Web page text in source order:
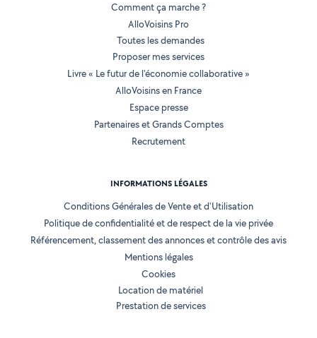
Comment ça marche ?
AlloVoisins Pro
Toutes les demandes
Proposer mes services
Livre « Le futur de l'économie collaborative »
AlloVoisins en France
Espace presse
Partenaires et Grands Comptes
Recrutement
INFORMATIONS LÉGALES
Conditions Générales de Vente et d'Utilisation
Politique de confidentialité et de respect de la vie privée
Référencement, classement des annonces et contrôle des avis
Mentions légales
Cookies
Location de matériel
Prestation de services